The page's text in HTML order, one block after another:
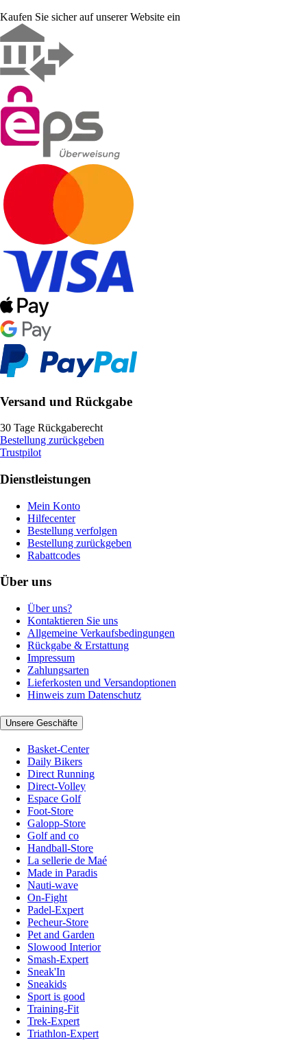
Kaufen Sie sicher auf unserer Website ein
Versand und Rückgabe
30 Tage Rückgaberecht
Bestellung zurückgeben
Trustpilot
Dienstleistungen
Mein Konto
Hilfecenter
Bestellung verfolgen
Bestellung zurückgeben
Rabattcodes
Über uns
Über uns?
Kontaktieren Sie uns
Allgemeine Verkaufsbedingungen
Rückgabe & Erstattung
Impressum
Zahlungsarten
Lieferkosten und Versandoptionen
Hinweis zum Datenschutz
Unsere Geschäfte
Basket-Center
Daily Bikers
Direct Running
Direct-Volley
Espace Golf
Foot-Store
Galopp-Store
Golf and co
Handball-Store
La sellerie de Maé
Made in Paradis
Nauti-wave
On-Fight
Padel-Expert
Pecheur-Store
Pet and Garden
Slowood Interior
Smash-Expert
Sneak'In
Sneakids
Sport is good
Training-Fit
Trek-Expert
Triathlon-Expert